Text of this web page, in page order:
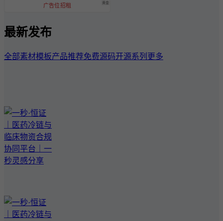
广告位招租 黄金
最新发布
全部素材模板产品推荐免费源码开源系列 更多